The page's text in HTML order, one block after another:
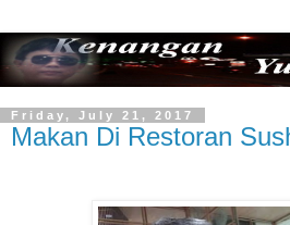
Friday, July 21, 2017
Makan Di Restoran